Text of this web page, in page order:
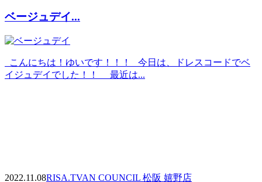
ベージュデイ...
こんにちは！ゆいです！！！ 今日は、ドレスコードでベ
イジュデイでした！！ 最近は...
2022.11.08RISA.TVAN COUNCIL 松阪 嬉野店